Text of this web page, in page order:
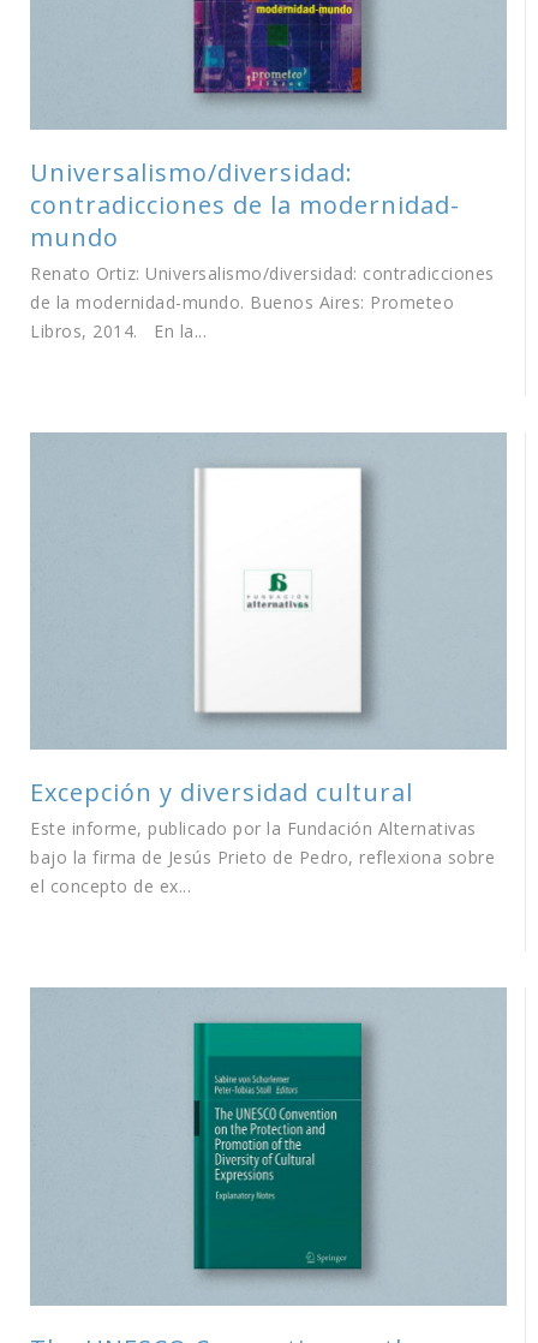
Universalismo/diversidad:
contradicciones de la modernidad-
mundo
Renato Ortiz: Universalismo/diversidad: contradicciones
de la modernidad-mundo. Buenos Aires: Prometeo
Libros, 2014. En la...
Excepción y diversidad cultural
Este informe, publicado por la Fundación Alternativas
bajo la firma de Jesús Prieto de Pedro, reflexiona sobre
el concepto de ex...